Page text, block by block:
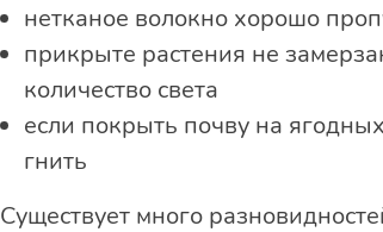
нетканое волокно хорошо
прикрыте растения не
количество света
если покрыть почву на
гнить
Существует много